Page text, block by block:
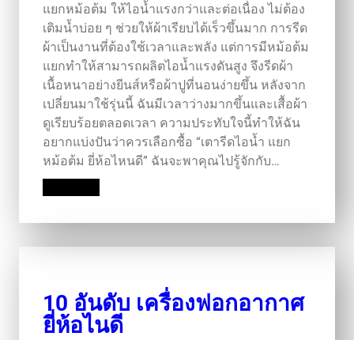
แยกหม้อต้ม ให้ไอน้ำแรงกว่าและต่อเนื่อง ไม่ต้อง
เติมน้ำบ่อย ๆ ช่วยให้ผ้าเรียบได้เร็วขึ้นมาก การรีด
ผ้าเป็นงานที่ต้องใช้เวลาและพลัง แต่การมีหม้อต้ม
แยกทำให้สามารถผลิตไอน้ำแรงดันสูง จึงรีดผ้า
เนื้อหนาอย่างยีนส์หรือผ้าปูที่นอนง่ายขึ้น หลังจาก
เปลี่ยนมาใช้รุ่นนี้ ฉันมีเวลาว่างมากขึ้นและเสื้อผ้า
ดูเรียบร้อยตลอดเวลา ความประทับใจนี้ทำให้ฉัน
อยากแบ่งปันว่าควรเลือกซื้อ “เตารีดไอน้ำ แยก
หม้อต้ม ยี่ห้อไหนดี” ฉันจะพาคุณไปรู้จักกับ…
10 อันดับ เครื่องฟอกอากาศ
ยี่ห้อไนดี